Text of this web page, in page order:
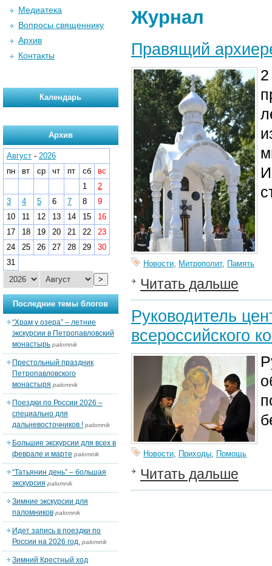
Журнал
Правящий
Новости, Митрополит, Память
Читать дальше
Руководитель
всероссийского
Новости, Приходы, Помощь
Читать дальше
Медиатека
Вопросы священнику
Архив
Контакты
Календарь
Архив
Август - 2026
пн
вт ср чт пт сб
вс
1
2
3
4 5 6 7 8
9
10
11 12 13 14 15
16
17
18 19 20 21 22
23
24
25 26 27 28 29
30
31
>
Последние темы блогов
“Храм у озера” – летние
экскурсии в Петропавловский
монастырь palomnik
Престольный праздник
Петропавловского
монастыря palomnik
Поездки по России 2026 –
специально для
дальневосточников ! palomnik
Большие экскурсии для всех в
феврале и марте palomnik
“Татьянин день” – большая
экскурсия palomnik
Зимние экскурсии для
паломников palomnik
Идет запись в поездки по
России на 2026 год. palomnik
Зимний Крестный ход